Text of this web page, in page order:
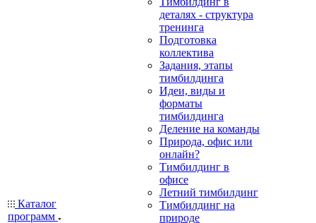
Каталог
программ
деталях - структура
тренинга
Подготовка
коллектива
Задания, этапы
тимбилдинга
Идеи, виды и
форматы
тимбилдинга
Деление на команды
Природа, офис или
онлайн?
Тимбилдинг в
офисе
Летний тимбилдинг
Тимбилдинг на
природе